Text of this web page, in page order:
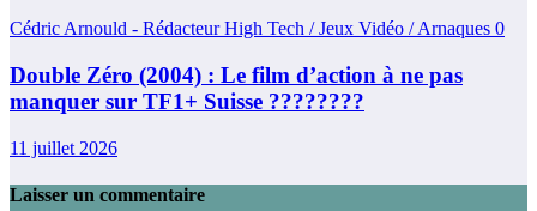
Cédric Arnould - Rédacteur High Tech / Jeux Vidéo / Arnaques 0
Double Zéro (2004) : Le film d’action à ne pas
manquer sur TF1+ Suisse ????????
11 juillet 2026
Laisser un commentaire